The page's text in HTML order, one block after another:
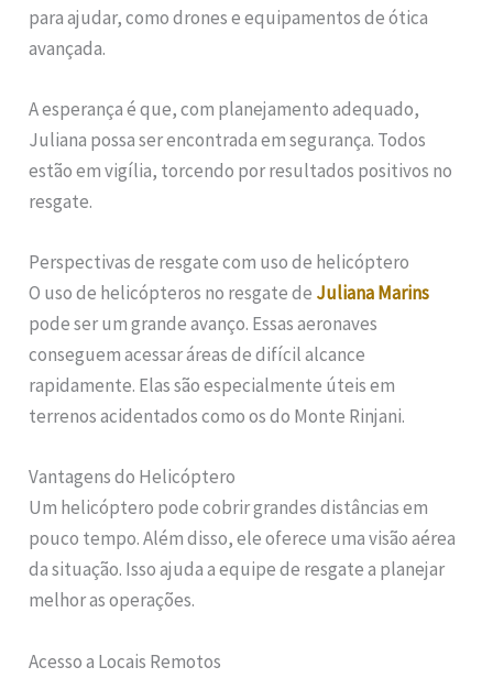
para ajudar, como drones e equipamentos de ótica
avançada.
A esperança é que, com planejamento adequado,
Juliana possa ser encontrada em segurança. Todos
estão em vigília, torcendo por resultados positivos no
resgate.
Perspectivas de resgate com uso de helicóptero
O uso de helicópteros no resgate de Juliana Marins
pode ser um grande avanço. Essas aeronaves
conseguem acessar áreas de difícil alcance
rapidamente. Elas são especialmente úteis em
terrenos acidentados como os do Monte Rinjani.
Vantagens do Helicóptero
Um helicóptero pode cobrir grandes distâncias em
pouco tempo. Além disso, ele oferece uma visão aérea
da situação. Isso ajuda a equipe de resgate a planejar
melhor as operações.
Acesso a Locais Remotos